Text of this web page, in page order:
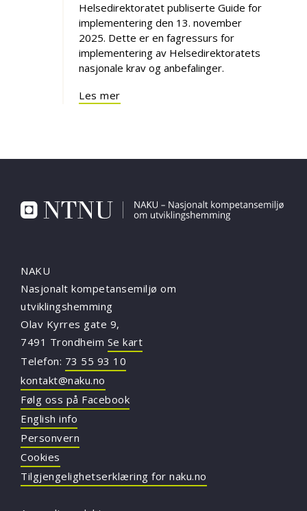
Helsedirektoratet publiserte Guide for
implementering den 13. november
2025. Dette er en fagressurs for
implementering av Helsedirektoratets
nasjonale krav og anbefalinger.
Les mer
NAKU
Nasjonalt kompetansemiljø om
utviklingshemming
Olav Kyrres gate 9,
7491 Trondheim Se kart
Telefon: 73 55 93 10
kontakt@naku.no
Følg oss på Facebook
English info
Personvern
Cookies
Tilgjengelighetserklæring for naku.no